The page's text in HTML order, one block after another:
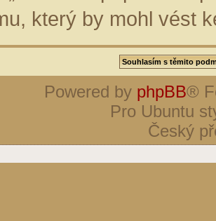
který by mohl vést
Powered by phpBB®
Pro Ubuntu
Český